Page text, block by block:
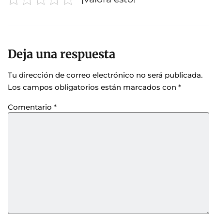
Deja una respuesta
Tu dirección de correo electrónico no será publicada.
Los campos obligatorios están marcados con *
Comentario *